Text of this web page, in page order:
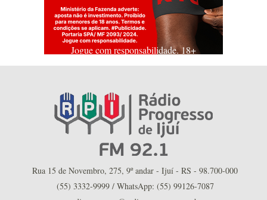
Jogue com responsabilidade. 18+
Rua 15 de Novembro, 275, 9º andar - Ijuí - RS - 98.700-000
(55) 3332-9999 / WhatsApp: (55) 99126-7087